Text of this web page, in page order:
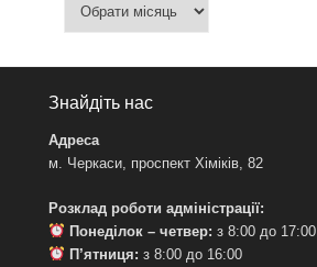
Знайдіть нас
Адреса
м. Черкаси, проспект Хіміків, 82
Розклад роботи адміністрації:
Понеділок – четвер: з 8:00 до 17:00
П’ятниця: з 8:00 до 16:00